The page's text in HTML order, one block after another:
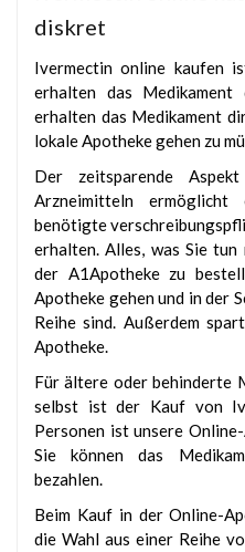
diskret
Ivermectin online kaufen
erhalten das
erhalten das Medikament
lokale Apotheke gehen zu
Der zeitsparende
Arzneimitteln
benötigte
erhalten. Alles, was Sie
der A1Apotheke zu
Apotheke gehen und in der
Reihe sind. Außerdem
Apotheke.
Für ältere oder behinderte
selbst ist der Kauf von
Personen ist unsere
Sie können das
bezahlen.
Beim Kauf in der Online-
die Wahl aus einer Reihe